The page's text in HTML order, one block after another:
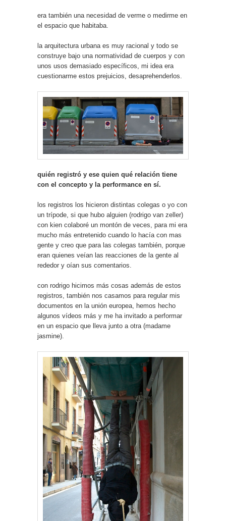
era también una necesidad de verme o medirme en
el espacio que habitaba.
la arquitectura urbana es muy racional y todo se
construye bajo una normatividad de cuerpos y con
unos usos demasiado específicos, mi idea era
cuestionarme estos prejuicios, desaprehenderlos.
quién registró y ese quien qué relación tiene
con el concepto y la performance en sí.
los registros los hicieron distintas colegas o yo con
un trípode, si que hubo alguien (rodrigo van zeller)
con kien colaboré un montón de veces, para mi era
mucho más entretenido cuando lo hacía con mas
gente y creo que para las colegas también, porque
eran quienes veían las reacciones de la gente al
rededor y oían sus comentarios.
con rodrigo hicimos más cosas además de estos
registros, también nos casamos para regular mis
documentos en la unión europea, hemos hecho
algunos vídeos más y me ha invitado a performar
en un espacio que lleva junto a otra (madame
jasmine).